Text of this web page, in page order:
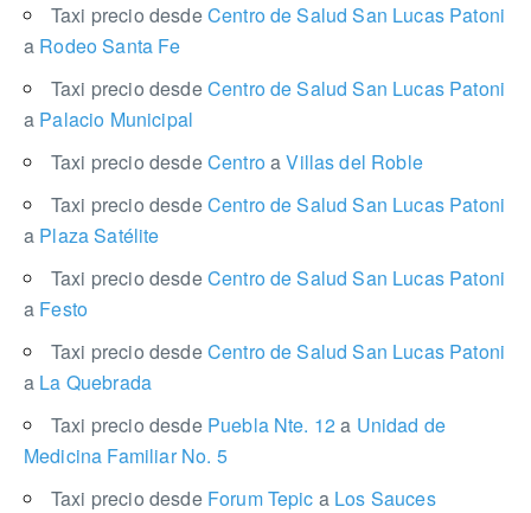
Taxi precio desdeCentro de Salud San Lucas Patoni
a Rodeo Santa Fe
Taxi precio desdeCentro de Salud San Lucas Patoni
a Palacio Municipal
Taxi precio desdeCentroaVillas del Roble
Taxi precio desdeCentro de Salud San Lucas Patoni
a Plaza Satélite
Taxi precio desdeCentro de Salud San Lucas Patoni
a Festo
Taxi precio desdeCentro de Salud San Lucas Patoni
a La Quebrada
Taxi precio desde Puebla Nte. 12a Unidad de
Medicina Familiar No. 5
Taxi precio desde Forum Tepic aLos Sauces